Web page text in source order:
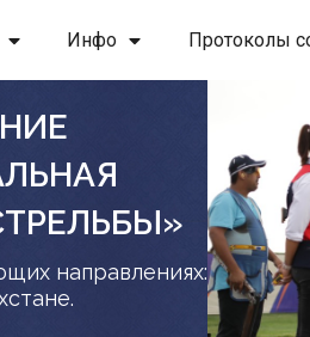
Инфо Протоколы
направлениях: